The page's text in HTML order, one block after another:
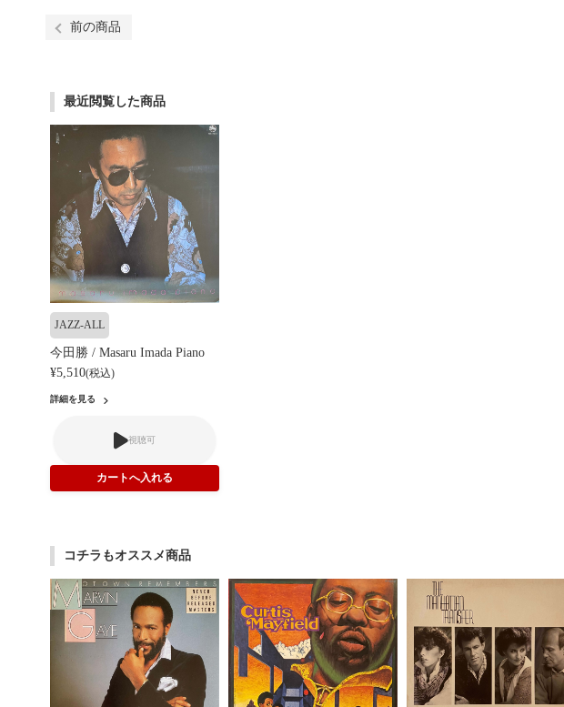
前の商品
最近閲覧した商品
JAZZ-ALL
今田勝 / Masaru Imada Piano
¥5,510(税込)
詳細を見る
視聴可
コチラもオススメ商品